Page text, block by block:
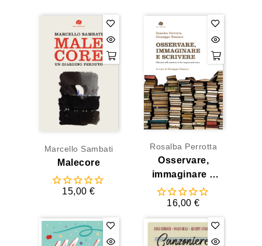
Marcello Sambati
Malecore
15,00 €
Rosalba Perrotta
Osservare,
immaginare e
scrivere
16,00 €